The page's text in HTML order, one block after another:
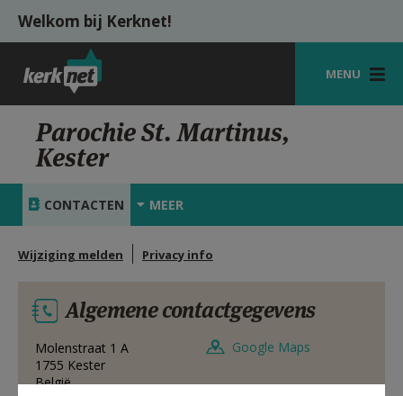
Overslaan en naar de inhoud gaan
Welkom bij Kerknet!
MENU
STARTPAGINA
KERK
VIERINGEN
HULP
MIJN PAROCHIE
AANMELDEN OF REGISTREREN
Parochie St. Martinus,
Kester
CONTACTEN MEER
Wijziging melden Privacy info
Algemene contactgegevens
Molenstraat 1 A
1755 Kester
België
Google Maps